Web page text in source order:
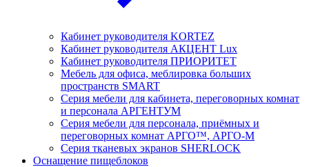
Кабинет руководителя KORTEZ
Кабинет руководителя АКЦЕНТ Lux
Кабинет руководителя ПРИОРИТЕТ
Мебель для офиса, меблировка больших
пространств SMART
Серия мебели для кабинета, переговорных комнат
и персонала АРГЕНТУМ
Серия мебели для персонала, приёмных и
переговорных комнат АРГО™, АРГО-М
Серия тканевых экранов SHERLOCK
Оснащение пищеблоков